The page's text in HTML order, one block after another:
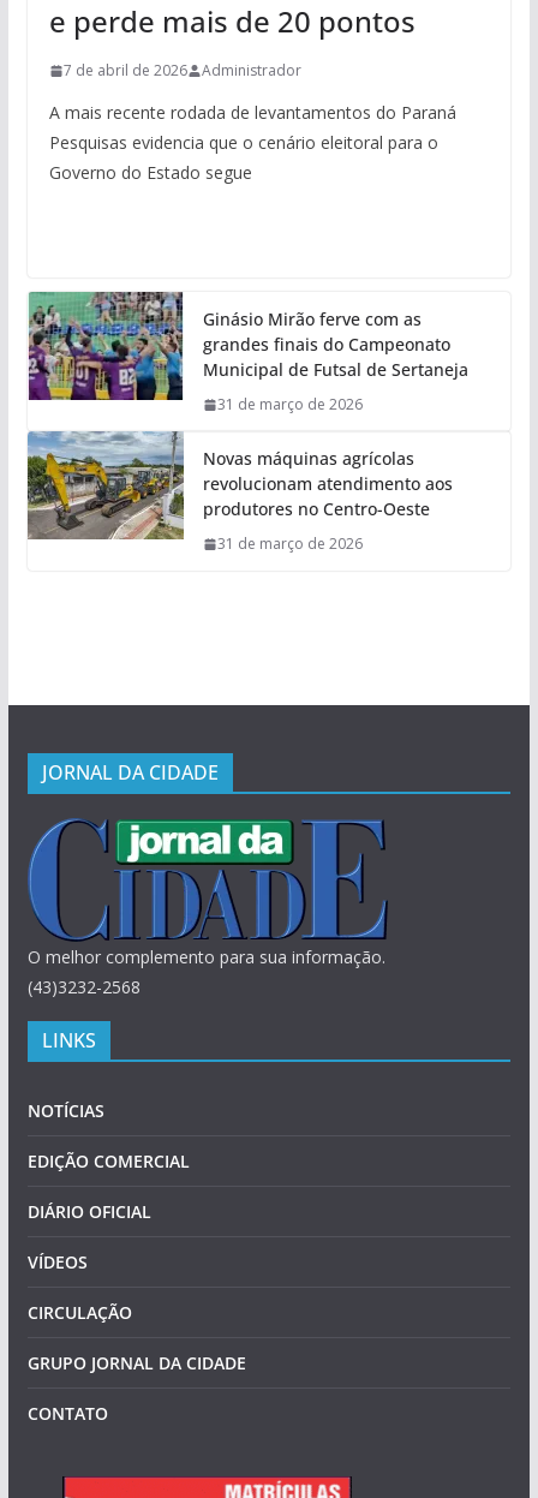
e perde mais de 20 pontos
7 de abril de 2026 Administrador
A mais recente rodada de levantamentos do Paraná
Pesquisas evidencia que o cenário eleitoral para o
Governo do Estado segue
Ginásio Mirão ferve com as
grandes finais do Campeonato
Municipal de Futsal de Sertaneja
31 de março de 2026
Novas máquinas agrícolas
revolucionam atendimento aos
produtores no Centro-Oeste
31 de março de 2026
JORNAL DA CIDADE
O melhor complemento para sua informação.
(43)3232-2568
LINKS
NOTÍCIAS
EDIÇÃO COMERCIAL
DIÁRIO OFICIAL
VÍDEOS
CIRCULAÇÃO
GRUPO JORNAL DA CIDADE
CONTATO